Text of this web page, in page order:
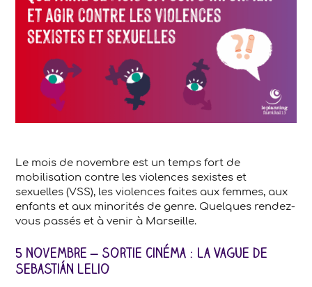
Le mois de novembre est un temps fort de
mobilisation contre les violences sexistes et
sexuelles (VSS), les violences faites aux femmes, aux
enfants et aux minorités de genre. Quelques rendez-
vous passés et à venir à Marseille.
5 novembre – Sortie cinéma : La Vague de
Sebastián Lelio